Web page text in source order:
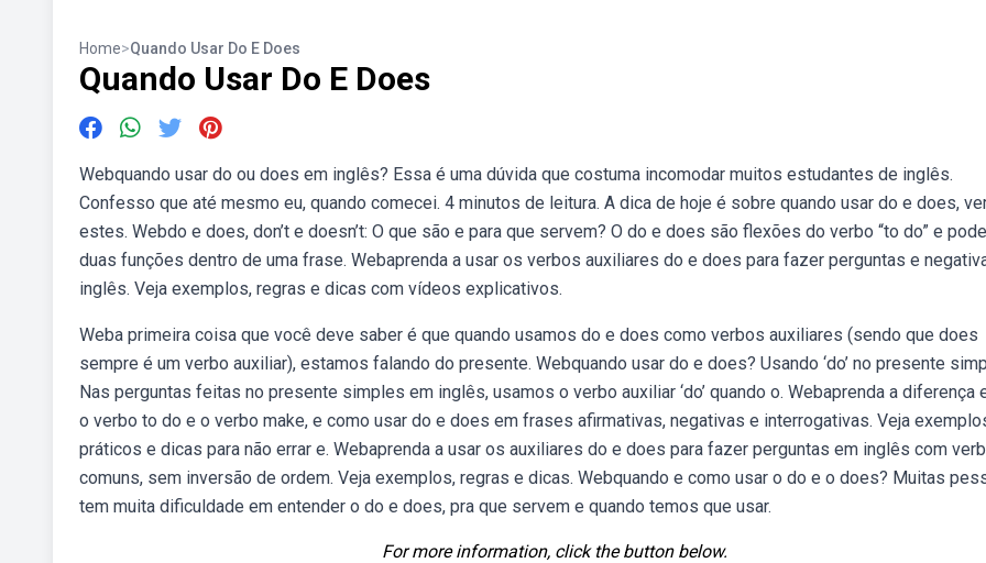
Home>Quando Usar Do E Does
Quando Usar Do E Does
Webquando usar do ou does em inglês? Essa é uma dúvida que costuma incomodar muitos estudantes de inglês.
Confesso que até mesmo eu, quando comecei. 4 minutos de leitura. A dica de hoje é sobre quando usar do e does,
estes. Webdo e does, don’t e doesn’t: O que são e para que servem? O do e does são flexões do verbo “to do” e
duas funções dentro de uma frase. Webaprenda a usar os verbos auxiliares do e does para fazer perguntas e
inglês. Veja exemplos, regras e dicas com vídeos explicativos.
Weba primeira coisa que você deve saber é que quando usamos do e does como verbos auxiliares (sendo que does
sempre é um verbo auxiliar), estamos falando do presente. Webquando usar do e does? Usando ‘do’ no presente
Nas perguntas feitas no presente simples em inglês, usamos o verbo auxiliar ‘do’ quando o. Webaprenda a diferença
o verbo to do e o verbo make, e como usar do e does em frases afirmativas, negativas e interrogativas. Veja
práticos e dicas para não errar e. Webaprenda a usar os auxiliares do e does para fazer perguntas em inglês com
comuns, sem inversão de ordem. Veja exemplos, regras e dicas. Webquando e como usar o do e o does? Muitas
tem muita dificuldade em entender o do e does, pra que servem e quando temos que usar.
For more information, click the button below.